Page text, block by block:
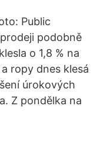
Public
podobně
o 1,8 % na
ropy dnes klesá
úrokových
Z pondělka na